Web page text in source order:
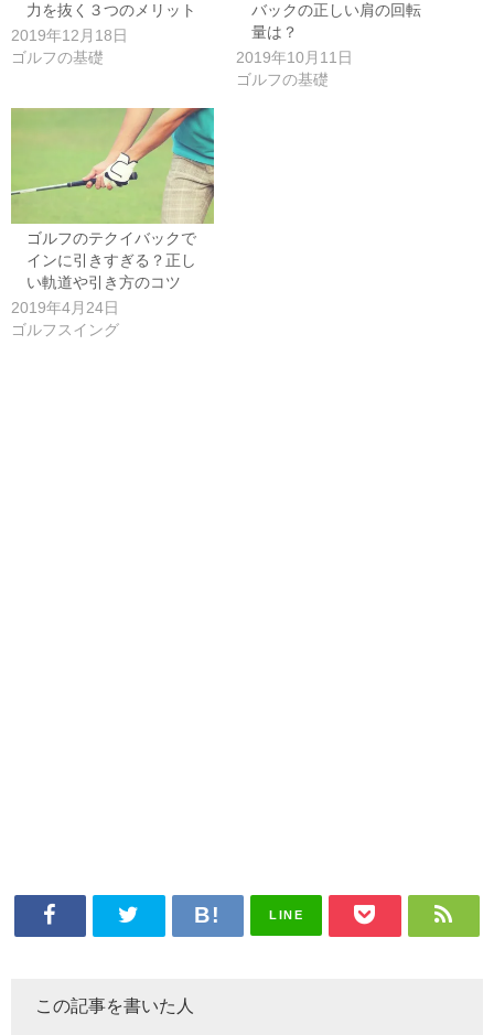
力を抜く３つのメリット
2019年12月18日
ゴルフの基礎
バックの正しい肩の回転
量は？
2019年10月11日
ゴルフの基礎
ゴルフのテクイバックで
インに引きすぎる？正し
い軌道や引き方のコツ
2019年4月24日
ゴルフスイング
LINE
この記事を書いた人